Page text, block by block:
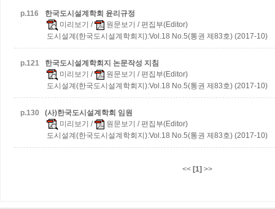
p.116
한국도시설계학회 윤리규정
미리보기 / 원문보기 / 편집부(Editor)
도시설계(한국도시설계학회지):Vol.18 No.5(통권 제83호) (2017-10)
p.121
한국도시설계학회지 논문작성 지침
미리보기 / 원문보기 / 편집부(Editor)
도시설계(한국도시설계학회지):Vol.18 No.5(통권 제83호) (2017-10)
p.130
(사)한국도시설계학회 임원
미리보기 / 원문보기 / 편집부(Editor)
도시설계(한국도시설계학회지):Vol.18 No.5(통권 제83호) (2017-10)
<< [1] >>